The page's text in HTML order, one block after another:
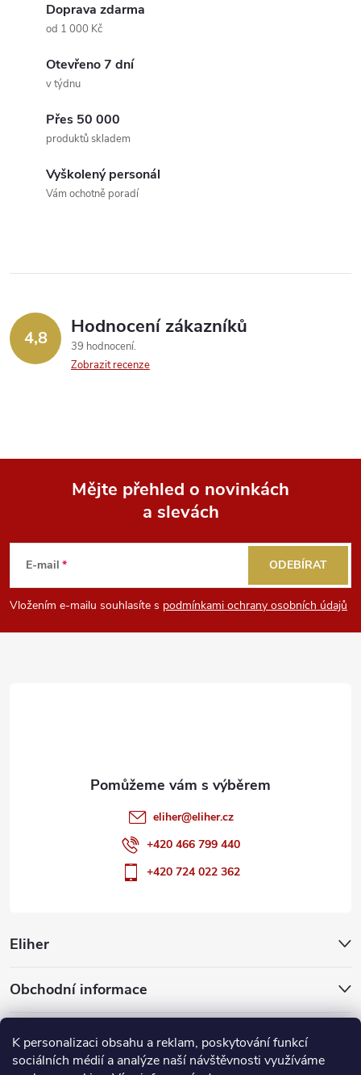
K personalizaci obsahu a reklam, poskytování funkcí
sociálních médií a analýze naší návštěvnosti využíváme
ý
p
u
Doprava zdarma
od 1 000 Kč
Otevřeno 7 dní
v týdnu
Přes 50 000
produktů skladem
Vyškolený personál
Vám ochotně poradí
4,8 Hodnocení zákazníků
39 hodnocení
Zobrazit recenze
p
Mějte přehled o novinkách
a slevách
E-mail
Vložením e-mailu souhlasíte s podmínkami ochrany osobních údajů
ODEBÍRAT
Eliher
Obchodní informace
Partnerské weby
eliher@eliher.cz
+420 466 799 440
+420 724 022 362